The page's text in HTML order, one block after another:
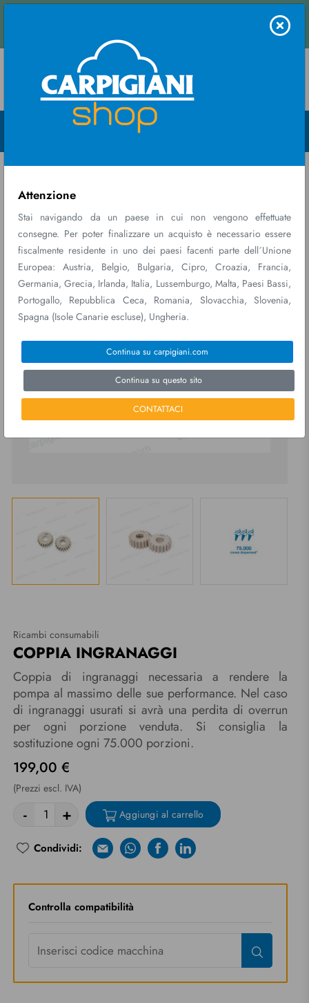
Contattaci
Menu Open
Attenzione
Stai navigando da un paese in cui non vengono effettuate
consegne. Per poter finalizzare un acquisto è necessario essere
fiscalmente residente in uno dei paesi facenti parte dell´Unione
Europea: Austria, Belgio, Bulgaria, Cipro, Croazia, Francia,
Germania, Grecia, Irlanda, Italia, Lussemburgo, Malta, Paesi Bassi,
Portogallo, Repubblica Ceca, Romania, Slovacchia, Slovenia,
Spagna (Isole Canarie escluse), Ungheria.
Continua su carpigiani.com
Continua su questo sito
CONTATTACI
Ricambi
consumabili
Ricambi consumabili
COPPIA INGRANAGGI
Coppia di ingranaggi necessaria a rendere la
pompa al massimo delle sue performance. Nel caso
di ingranaggi usurati si avrà una perdita di overrun
per ogni porzione venduta. Si consiglia la
sostituzione ogni 75.000 porzioni.
199,00 €
(Prezzi escl. IVA)
- + Aggiungi al carrello
Condividi: E-mailWhatsapp
FacebookLinkedin
Controlla compatibilità